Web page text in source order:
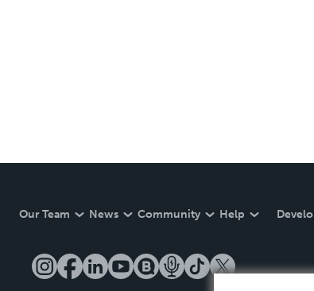
Our Team News Community Help